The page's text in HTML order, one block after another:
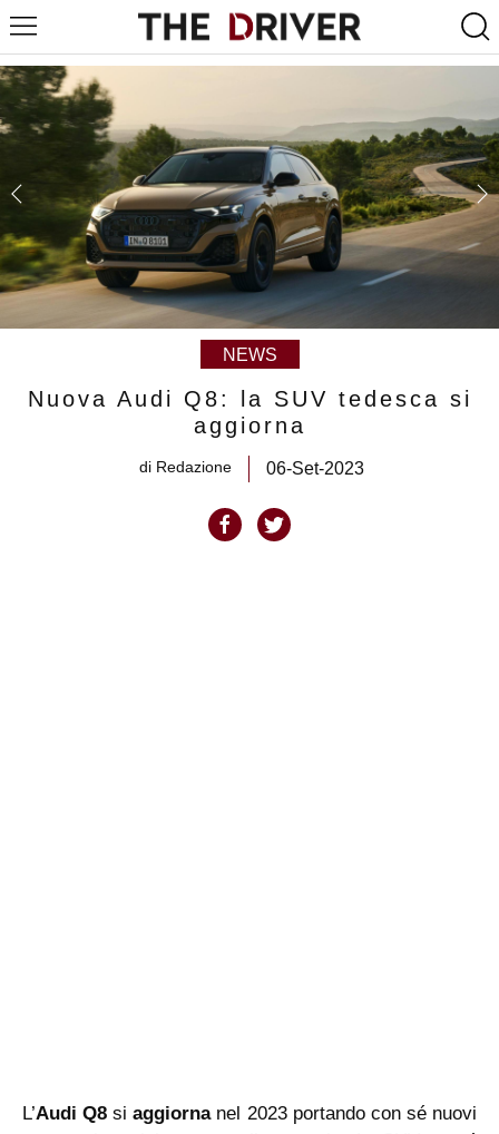
NEWS
Nuova Audi Q8: la SUV tedesca si
aggiorna
di Redazione 06-Set-2023
L’Audi Q8siaggiornanel 2023 portando con sé nuovi